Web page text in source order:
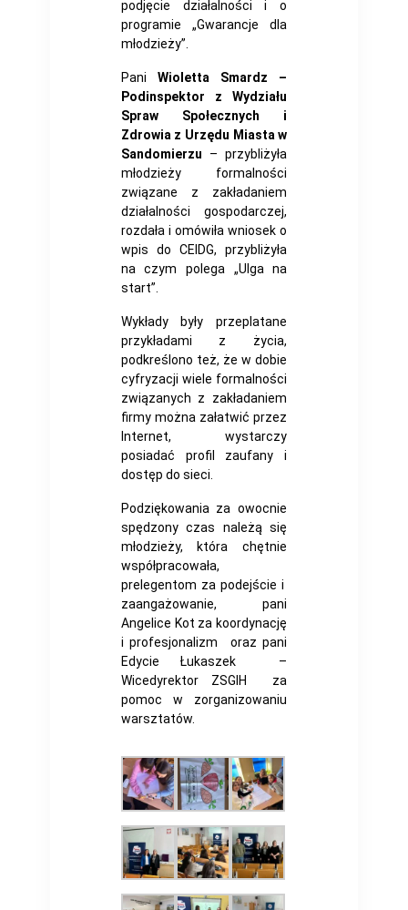
podjęcie działalności i o
programie „Gwarancje dla
młodzieży”.
Pani Wioletta Smardz –
Podinspektor z Wydziału
Spraw Społecznych i
Zdrowia z Urzędu Miasta w
Sandomierzu – przybliżyła
młodzieży formalności
związane z zakładaniem
działalności gospodarczej,
rozdała i omówiła wniosek o
wpis do CEIDG, przybliżyła
na czym polega „Ulga na
start”.
Wykłady były przeplatane
przykładami z życia,
podkreślono też, że w dobie
cyfryzacji wiele formalności
związanych z zakładaniem
firmy można załatwić przez
Internet, wystarczy
posiadać profil zaufany i
dostęp do sieci.
Podziękowania za owocnie
spędzony czas należą się
młodzieży, która chętnie
współpracowała,
prelegentom za podejście i
zaangażowanie, pani
Angelice Kot za koordynację
i profesjonalizm oraz pani
Edycie Łukaszek –
Wicedyrektor ZSGIH za
pomoc w zorganizowaniu
warsztatów.